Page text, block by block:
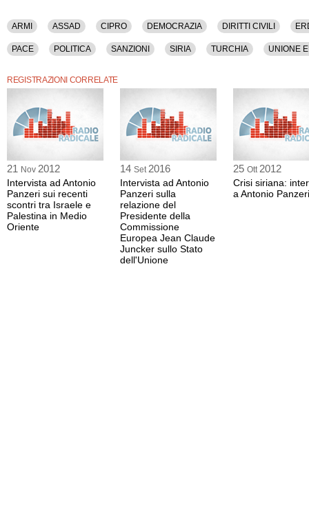
ARMI ASSAD CIPRO DEMOCRAZIA DIRITTI CIVILI
PACE POLITICA SANZIONI SIRIA TURCHIA UNIONE
REGISTRAZIONI CORRELATE
21 Nov 2012
Intervista ad Antonio
Panzeri sui recenti
scontri tra Israele e
Palestina in Medio
Oriente
14 Set 2016
Intervista ad Antonio
Panzeri sulla
relazione del
Presidente della
Commissione
Europea Jean Claude
Juncker sullo Stato
dell'Unione
25 Ott 2012
Crisi siriana:
a Antonio Panzeri